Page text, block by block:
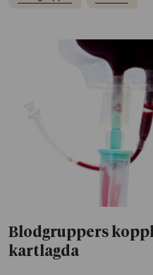
Blodgruppers
kartlagda